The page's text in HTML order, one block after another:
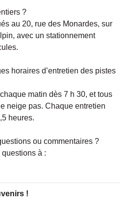
?
au 20, rue des Monardes, sur
avec un stationnement
horaires d’entretien des pistes
matin dès 7 h 30, et tous
neige pas. Chaque entretien
heures.
ou commentaires ?
à :
!